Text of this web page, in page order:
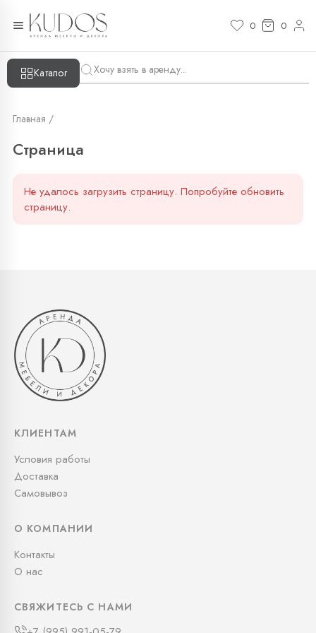
0 0
Каталог
Главная /
Страница
Не удалось загрузить страницу. Попробуйте обновить
страницу.
КЛИЕНТАМ
Условия работы
Доставка
Самовывоз
О КОМПАНИИ
Контакты
О нас
СВЯЖИТЕСЬ С НАМИ